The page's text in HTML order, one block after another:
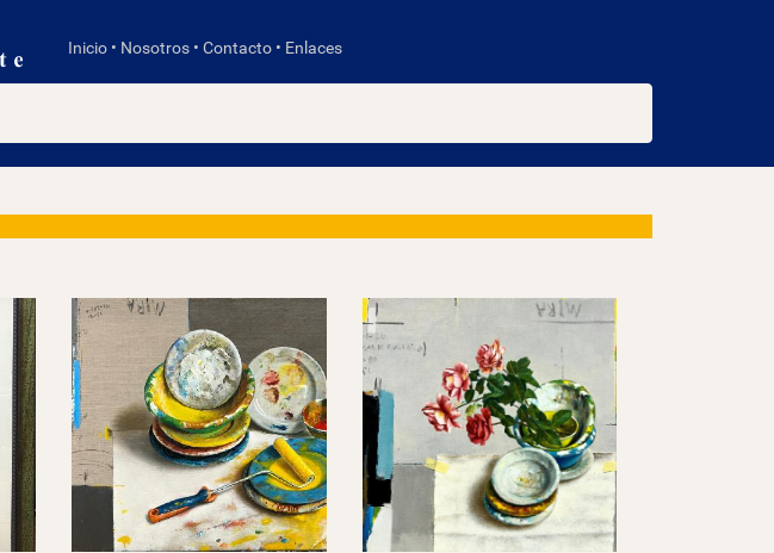
Inicio • Nosotros • Contacto • Enlaces